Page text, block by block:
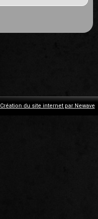
Création du site internet par Newave